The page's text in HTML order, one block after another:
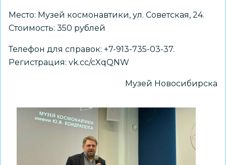
Место: Музей космонавтики, ул. Советская, 24.
Стоимость: 350 рублей
Телефон для справок: +7-913-735-03-37.
Регистрация: vk.cc/cXqQNW
Музей Новосибирска